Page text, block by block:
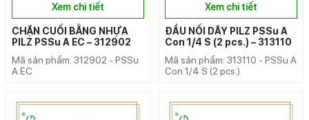
Xem chi tiết
CHẶN CUỐI BẰNG NHỰA
PILZ PSSu A EC – 312902
Mã sản phẩm: 312902 - PSSu
A EC
Xem chi tiết
ĐẦU NỐI DÂY PILZ PSSu A
Con 1/4 S (2 pcs.) – 313110
Mã sản phẩm: 313110 - PSSu A
Con 1/4 S (2 pcs.)